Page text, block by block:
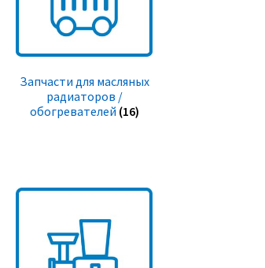
Запчасти для масляных
радиаторов /
обогревателей (16)